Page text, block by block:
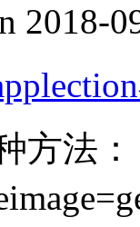
2018-
方法：